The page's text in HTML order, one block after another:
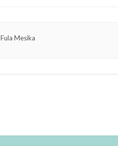
Fula Mesika